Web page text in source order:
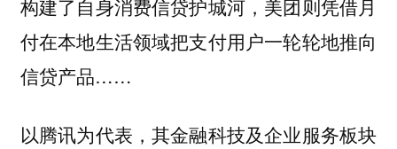
构建了自身消费信贷护城河，美团则凭借月
付在本地生活领域把支付用户一轮轮地推向
信贷产品……
以腾讯为代表，其金融科技及企业服务板块